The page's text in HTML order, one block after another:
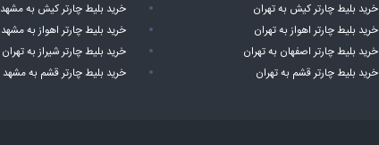
خرید بلیط چارتر کیش به تهران
خرید بلیط چارتر کیش به مشهد
خرید بلیط چارتر اهواز به تهران
خرید بلیط چارتر اهواز به مشهد
خرید بلیط چارتر اصفهان به تهران
خرید بلیط چارتر شیراز به تهران
خرید بلیط چارتر قشم به تهران خرید بلیط چارتر قشم به مشهد